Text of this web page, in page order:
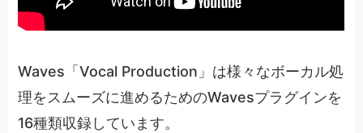
Waves「Vocal Production」は様々なボーカル処
理をスムーズに進めるためのWavesプラグインを
16種類収録しています。